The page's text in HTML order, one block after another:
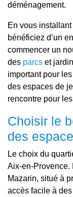
déménagement.
En vous
bénéficiez d’un
commencer un
des parcs et
important pour
des espaces de
rencontre pour
Choisir le
des
Le choix du
Aix-en-Provence.
Mazarin, situé à
accès facile à des